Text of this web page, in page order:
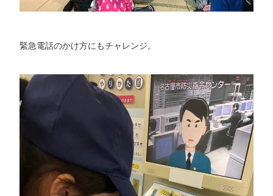
緊急電話のかけ方にもチャレンジ。